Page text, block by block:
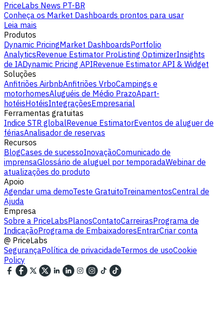
PriceLabs News PT-BR
Conheça os Market Dashboards prontos para usar
Leia mais
Produtos
Dynamic PricingMarket DashboardsPortfolio
AnalyticsRevenue Estimator ProListing OptimizerInsights
de IADynamic Pricing APIRevenue Estimator API & Widget
Soluções
Anfitriões AirbnbAnfitriões VrboCampings e
motorhomesAluguéis de Médio PrazoApart-
hotéisHotéisIntegraçõesEmpresarial
Ferramentas gratuitas
Indice STR globalRevenue EstimatorEventos de aluguer de
fériasAnalisador de reservas
Recursos
BlogCases de sucessoInovaçãoComunicado de
imprensaGlossário de aluguel por temporadaWebinar de
atualizações do produto
Apoio
Agendar uma demoTeste GratuitoTreinamentosCentral de
Ajuda
Empresa
Sobre a PriceLabsPlanosContatoCarreirasPrograma de
IndicaçãoPrograma de EmbaixadoresEntrarCriar conta
@ PriceLabs
SegurançaPolítica de privacidadeTermos de usoCookie
Policy